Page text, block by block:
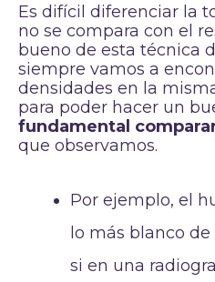
Es difícil diferenciar la
no se compara con el
bueno de esta técnica
siempre vamos a
densidades en la
para poder hacer un
fundamental
que observamos.
Por ejemplo, el
lo más blanco
si en una